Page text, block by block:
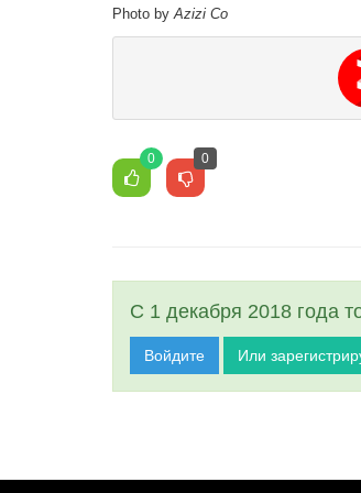
Photo by Azizi Co
0 0
С 1 декабря 2018 года
Войдите Или